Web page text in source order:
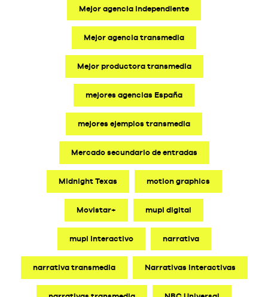
Mejor agencia independiente
Mejor agencia transmedia
Mejor productora transmedia
mejores agencias España
mejores ejemplos transmedia
Mercado secundario de entradas
Midnight Texas motion graphics
Movistar+ mupi digital
mupi interactivo narrativa
narrativa transmedia Narrativas Interactivas